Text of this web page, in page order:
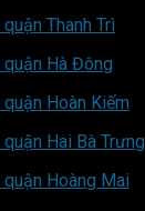
Thanh Trì
Hà Đông
Hoàn Kiếm
Hai Bà Trưng
Hoàng Mai